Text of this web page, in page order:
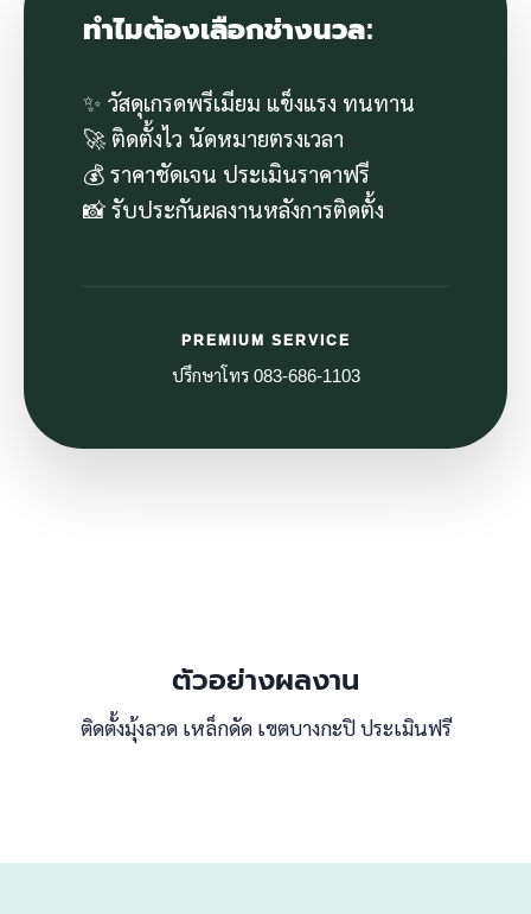
ทำไมต้องเลือกช่างนวล:
✨ วัสดุเกรดพรีเมียม แข็งแรง ทนทาน
🚀 ติดตั้งไว นัดหมายตรงเวลา
💰 ราคาชัดเจน ประเมินราคาฟรี
📸 รับประกันผลงานหลังการติดตั้ง
PREMIUM SERVICE
ปรึกษาโทร 083-686-1103
ตัวอย่างผลงาน
ติดตั้งมุ้งลวด เหล็กดัด เขตบางกะปิ ประเมินฟรี